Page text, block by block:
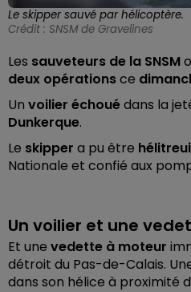
Le skipper sauvé par hélicoptère.
Crédit : SNSM de Gravelines
Les sauveteurs de la SNSM
deux opérationsce
Un voilier échouédans la
Dunkerque.
Le skipper a pu être
Nationale et confié aux
Un voilier et une
Et une vedette à moteur
détroit du Pas-de-Calais.
dans son hélice à proximité